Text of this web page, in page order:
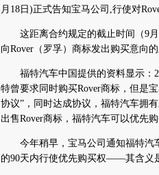
月18日)正式告知宝马公司,行使对
这距离合约规定的截止时间（9月
向Rover（罗孚）商标发出购买意向
福特汽车中国提供的资料显示：
特曾要求同时购买Rover商标，但是
协议”，同时达成协议，福特汽车拥
出售Rover商标，福特汽车可以优先购
今年稍早，宝马公司通知福特汽
的90天内行使优先购买权——其含义